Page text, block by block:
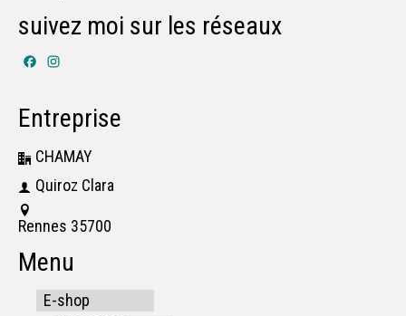
suivez moi sur les réseaux
Facebook
Entreprise
CHAMAY
Quiroz Clara
Rennes 35700
Menu
E-shop